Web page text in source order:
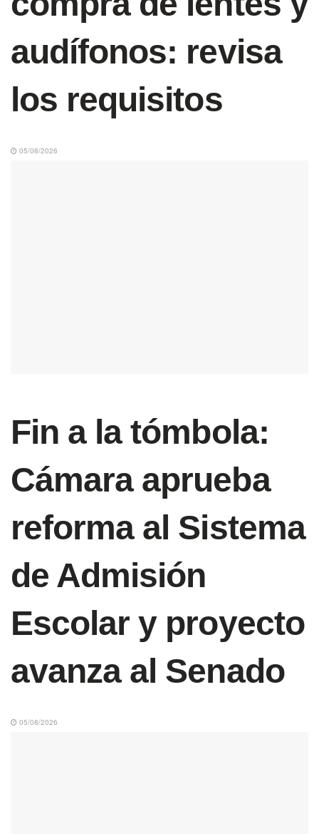
audífonos: revisa
los requisitos
05/08/2026
Fin a la tómbola:
Cámara aprueba
reforma al Sistema
de Admisión
Escolar y proyecto
avanza al Senado
05/08/2026